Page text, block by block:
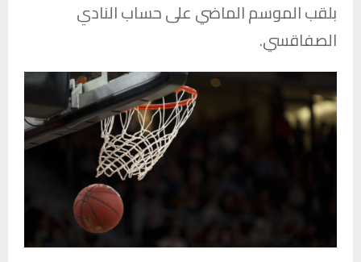
بلقب الموسم الماضي على حساب النادي
الصفاقسي.